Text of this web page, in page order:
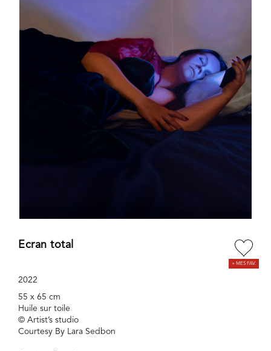
Ecran total
2022
55 x 65 cm
Huile sur toile
© Artist’s studio
Courtesy By Lara Sedbon